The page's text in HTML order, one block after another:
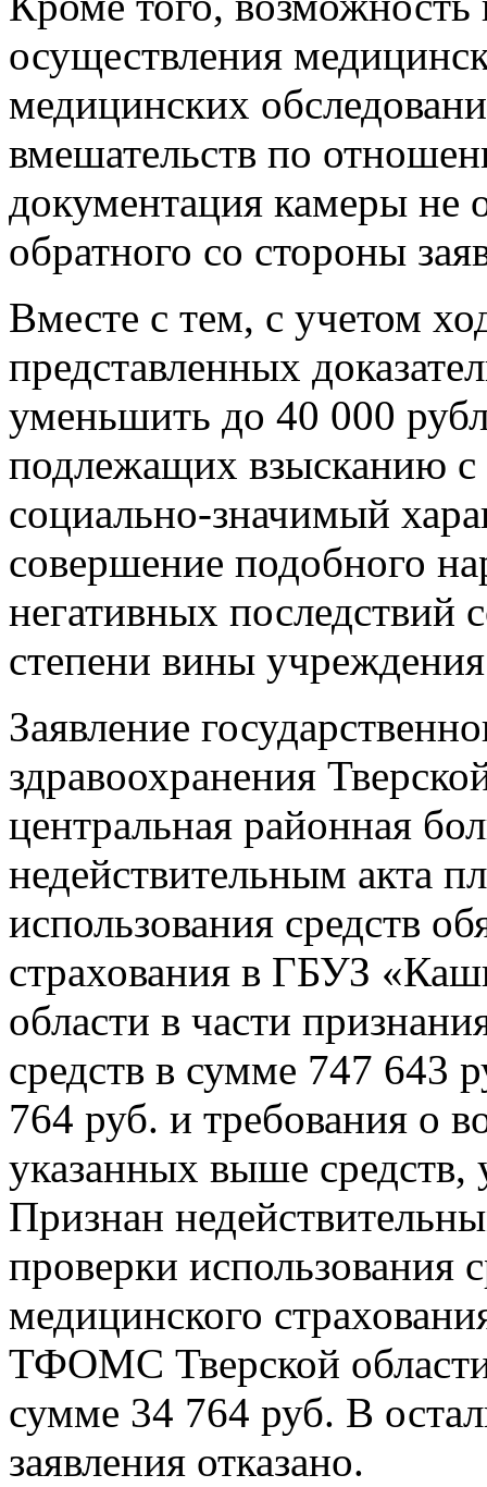
осуществления
медицинских
вмешательств по
документация камеры не
обратного со стороны
Вместе с тем, с учетом
представленных
уменьшить до 40 000
подлежащих взысканию
социально-значимый
совершение подобного
негативных последствий
степени вины
Заявление
здравоохранения
центральная районная
недействительным акта
использования средств
страхования в ГБУЗ
области в части
средств в сумме 747 643
764 руб. и требования о
указанных выше средств,
Признан
проверки использования
медицинского
ТФОМС Тверской
сумме 34 764 руб. В
заявления отказано.